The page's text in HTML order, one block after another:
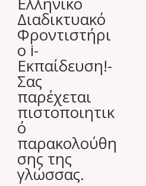
Διαδικτυακό
Φροντιστήρι
ο i-
Εκπαίδευση!-
Σας
παρέχεται
πιστοποιητικ
ό
παρακολούθη
σης της
γλώσσας.